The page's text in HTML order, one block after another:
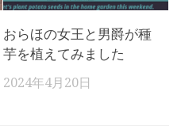
おらほの女王と男爵が種
芋を植えてみました
2024年4月20日